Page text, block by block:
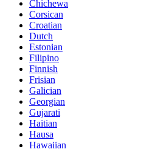
Chichewa
Corsican
Croatian
Dutch
Estonian
Filipino
Finnish
Frisian
Galician
Georgian
Gujarati
Haitian
Hausa
Hawaiian